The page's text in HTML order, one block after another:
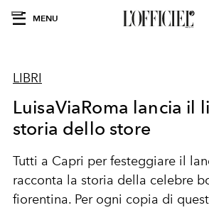
MENU
LIBRI
LuisaViaRoma lancia il
storia dello store
Tutti a Capri per festeggiare il
racconta la storia della celebre
fiorentina. Per ogni copia di